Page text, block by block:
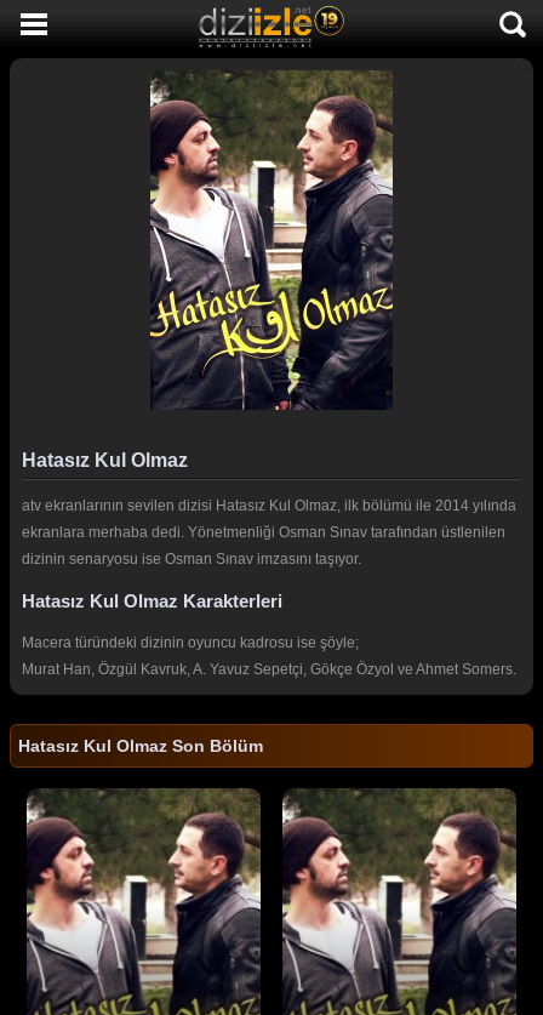
SON EKLENEN DİZİLER
GENÇLİK
DİZİ HABERLERİ
Hatasız Kul Olmaz
atv ekranlarının sevilen dizisi Hatasız Kul Olmaz, ilk bölümü ile 2014 yılında
ekranlara merhaba dedi. Yönetmenliği Osman Sınav tarafından üstlenilen
dizinin senaryosu ise Osman Sınav imzasını taşıyor.
Hatasız Kul Olmaz Karakterleri
Macera türündeki dizinin oyuncu kadrosu ise şöyle;
Murat Han, Özgül Kavruk, A. Yavuz Sepetçi, Gökçe Özyol ve Ahmet Somers.
Hatasız Kul Olmaz Son Bölüm